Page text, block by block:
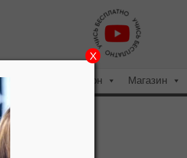
Салон Магазин
X